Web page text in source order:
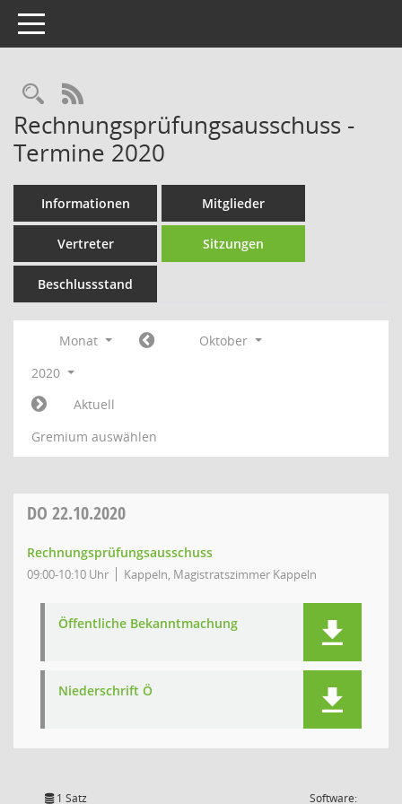
Toggle navigation
Rechercheauswahl
RSS-Feed
Rechnungsprüfungsausschuss -
Termine 2020
Informationen Mitglieder
Vertreter Sitzungen
Beschlussstand
Monat
Oktober
2020
Aktuell
Gremium auswählen
DO 22.10.2020
Rechnungsprüfungsausschuss
09:00-10:10 Uhr Kappeln, Magistratszimmer Kappeln
Öffentliche Bekanntmachung
Niederschrift Ö
1 Satz Software: